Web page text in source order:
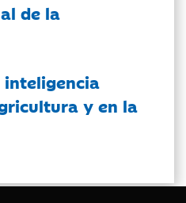
de la
inteligencia
y en la